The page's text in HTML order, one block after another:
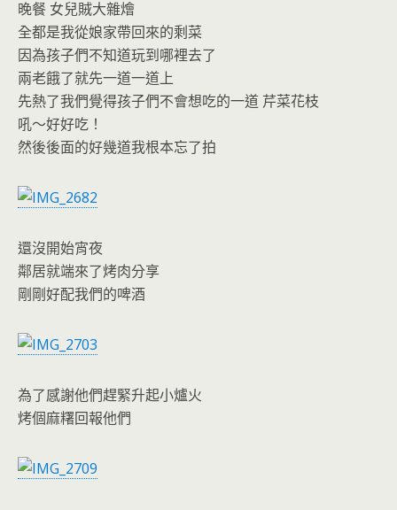
晚餐 女兒賊大雜燴
全都是我從娘家帶回來的剩菜
因為孩子們不知道玩到哪裡去了
兩老餓了就先一道一道上
先熱了我們覺得孩子們不會想吃的一道 芹菜花枝
吼～好好吃！
然後後面的好幾道我根本忘了拍
還沒開始宵夜
鄰居就端來了烤肉分享
剛剛好配我們的啤酒
為了感謝他們趕緊升起小爐火
烤個麻糬回報他們